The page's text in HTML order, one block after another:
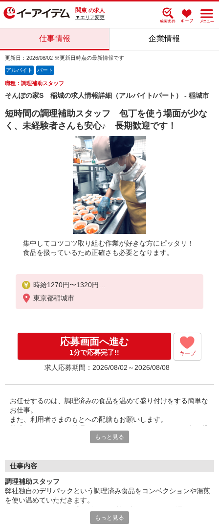
関東 の求人
▼エリア変更
仕事情報 企業情報
更新日：2026/08/02 ※更新日時点の最新情報です
アルバイト パート
職種：調理補助スタッフ
そんぽの家S 稲城の求人情報詳細（アルバイト/パート） - 稲城市
短時間の調理補助スタッフ 包丁を使う場面が少な
く、未経験者さんも安心♪ 長期歓迎です！
集中してコツコツ取り組む作業が好きな方にピッタリ！
食品を扱っているため正確さも必要となります。
時給1270円〜1320円
※経験等による
★時間外手当別途支給
★上記金額は働きがい向上手当を含みます。
★働きがい向上手当※26年6月改定（地域により異な
る）
社会保険加入者は更に＋50円
東京都稲城市
応募画面へ進む
1分で応募完了!! キープ
求人応募期間：2026/08/02～2026/08/08
お任せするのは、調理済みの食品を温めて盛り付けをする簡単な
お仕事。
また、利用者さまのもとへの配膳もお願いします。
談を♪
食品を扱っているため、衛生面は二重マル！
施設内の消毒などの対策を徹底しています。
安心して業務に取り組める環境ですよ。
もっと見る
仕事内容
調理補助スタッフ
弊社独自のデリパックという調理済み食品をコンベクションや湯煎
を使い温めていただきます。
もっと見る